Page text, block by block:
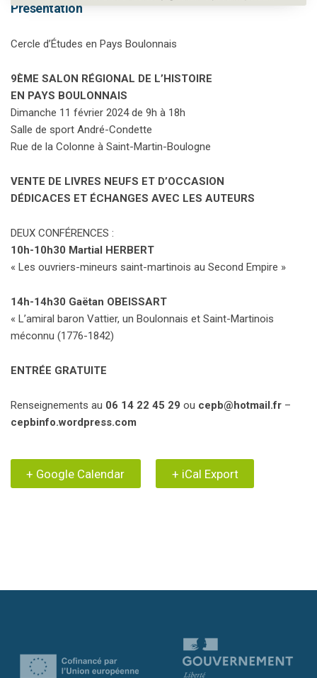
Présentation
Cercle d’Études en Pays Boulonnais
9ÈME SALON RÉGIONAL DE L’HISTOIRE
EN PAYS BOULONNAIS
Dimanche 11 février 2024 de 9h à 18h
Salle de sport André-Condette
Rue de la Colonne à Saint-Martin-Boulogne
VENTE DE LIVRES NEUFS ET D’OCCASION
DÉDICACES ET ÉCHANGES AVEC LES AUTEURS
DEUX CONFÉRENCES :
10h-10h30 Martial HERBERT
« Les ouvriers-mineurs saint-martinois au Second Empire »
14h-14h30 Gaëtan OBEISSART
« L’amiral baron Vattier, un Boulonnais et Saint-Martinois
méconnu (1776-1842)
ENTRÉE GRATUITE
Renseignements au 06 14 22 45 29 ou cepb@hotmail.fr –
cepbinfo.wordpress.com
+ Google Calendar + iCal Export